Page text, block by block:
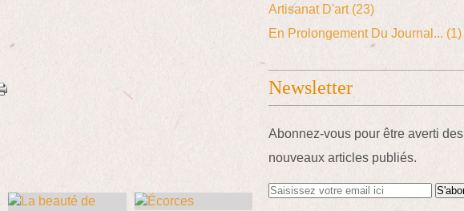
Artisanat D'art(23)
En Prolongement Du Journal... (1)
Newsletter
Abonnez-vous pour être averti des
nouveaux articles publiés.